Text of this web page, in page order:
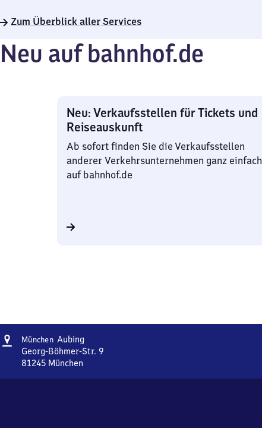
22
Zum Überblick aller Services
Neu auf bahnhof.de
Neu: Verkaufsstellen für Tickets und
Reiseauskunft
Ab sofort finden Sie die Verkaufsstellen
anderer Verkehrsunternehmen ganz einfach
auf bahnhof.de
Adresse
München AubingMünchen-
Aubing
Georg-Böhmer-Str. 9
81245 München